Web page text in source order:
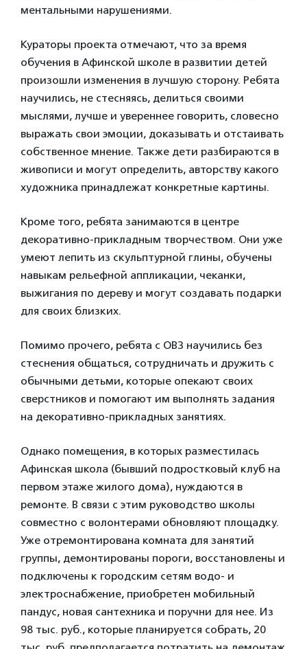
ментальными нарушениями.
Кураторы проекта отмечают, что за время
обучения в Афинской школе в развитии детей
произошли изменения в лучшую сторону. Ребята
научились, не стесняясь, делиться своими
мыслями, лучше и увереннее говорить, словесно
выражать свои эмоции, доказывать и отстаивать
собственное мнение. Также дети разбираются в
живописи и могут определить, авторству какого
художника принадлежат конкретные картины.
Кроме того, ребята занимаются в центре
декоративно-прикладным творчеством. Они уже
умеют лепить из скульптурной глины, обучены
навыкам рельефной аппликации, чеканки,
выжигания по дереву и могут создавать подарки
для своих близких.
Помимо прочего, ребята с ОВЗ научились без
стеснения общаться, сотрудничать и дружить с
обычными детьми, которые опекают своих
сверстников и помогают им выполнять задания
на декоративно-прикладных занятиях.
Однако помещения, в которых разместилась
Афинская школа (бывший подростковый клуб на
первом этаже жилого дома), нуждаются в
ремонте. В связи с этим руководство школы
совместно с волонтерами обновляют площадку.
Уже отремонтирована комната для занятий
группы, демонтированы пороги, восстановлены и
подключены к городским сетям водо- и
электроснабжение, приобретен мобильный
пандус, новая сантехника и поручни для нее. Из
98 тыс. руб., которые планируется собрать, 20